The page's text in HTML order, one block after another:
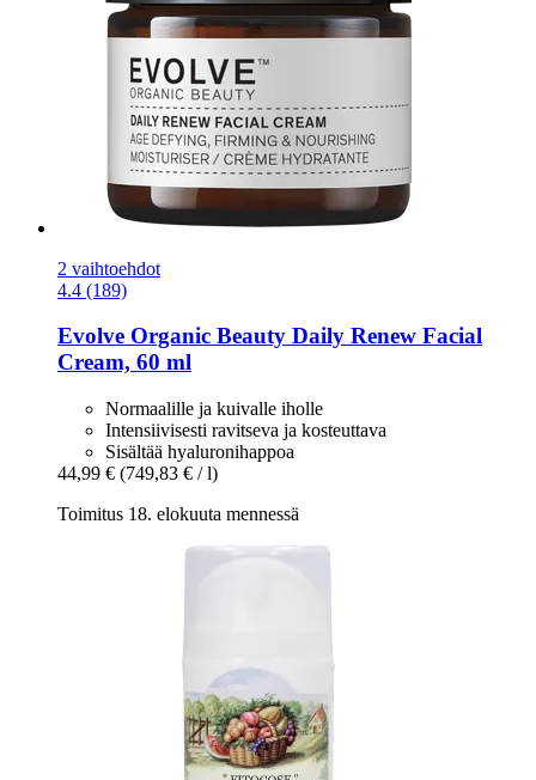
2 vaihtoehdot
4.4 (189)
Evolve Organic Beauty Daily Renew Facial
Cream, 60 ml
Normaalille ja kuivalle iholle
Intensiivisesti ravitseva ja kosteuttava
Sisältää hyaluronihappoa
44,99 € (749,83 € / l)
Toimitus 18. elokuuta mennessä